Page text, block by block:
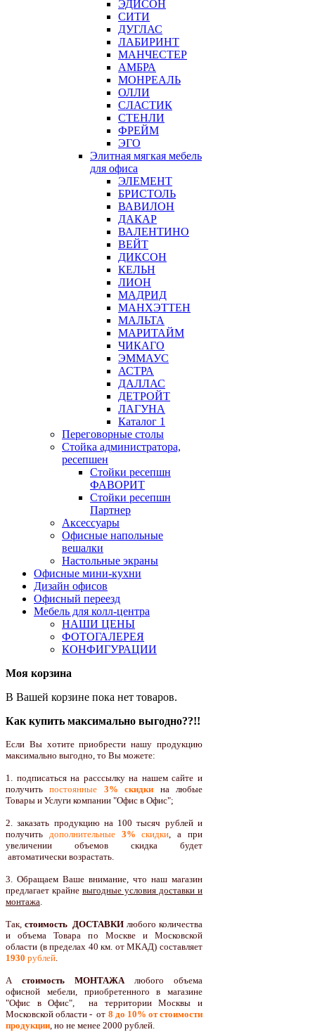
ЭДИСОН
СИТИ
ДУГЛАС
ЛАБИРИНТ
МАНЧЕСТЕР
АМБРА
МОНРЕАЛЬ
ОЛЛИ
СЛАСТИК
СТЕНЛИ
ФРЕЙМ
ЭГО
Элитная мягкая мебель
для офиса
ЭЛЕМЕНТ
БРИСТОЛЬ
ВАВИЛОН
ДАКАР
ВАЛЕНТИНО
ВЕЙТ
ДИКСОН
КЕЛЬН
ЛИОН
МАДРИД
МАНХЭТТЕН
МАЛЬТА
МАРИТАЙМ
ЧИКАГО
ЭММАУС
АСТРА
ДАЛЛАС
ДЕТРОЙТ
ЛАГУНА
Каталог 1
Переговорные столы
Стойка администратора,
ресепшен
Стойки ресепшн
ФАВОРИТ
Стойки ресепшн
Партнер
Аксессуары
Офисные напольные
вешалки
Настольные экраны
Офисные мини-кухни
Дизайн офисов
Офисный переезд
Мебель для колл-центра
НАШИ ЦЕНЫ
ФОТОГАЛЕРЕЯ
КОНФИГУРАЦИИ
Моя корзина
В Вашей корзине пока нет товаров.
Как купить максимально выгодно??!!
Если Вы хотите приобрести нашу продукцию
максимально выгодно, то Вы можете:
1. подписаться на расссылку на нашем сайте и
получитьпостоянные 3% скидки на любые
Товары и Услуги компании "Офис в Офис";
2. заказать продукцию на 100 тысяч рублей и
получить дополнительные3% скидки, а при
увеличении объемов скидка будет
автоматически возрастать.
3. Обращаем Ваше внимание, что наш магазин
предлагает крайне выгодные условия доставки и
монтажа.
Так, стоимость ДОСТАВКИлюбого количества
и объема Товара по Москве и Московской
области (в пределах 40 км. от МКАД) составляет
1930 рублей.
А стоимость МОНТАЖАлюбого объема
офисной мебели, приобретенного в магазине
"Офис в Офис", на территории Москвы и
Московской области - от 8 до 10% от стоимости
продукции, но не менее 2000 рублей.